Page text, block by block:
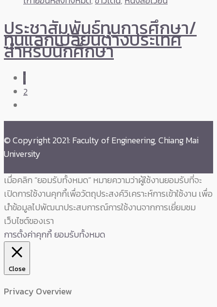
ประชาสัมพันธ์ทุนการศึกษา/
ทุนแลกเปลี่ยนต่างประเทศ
สำหรับนักศึกษา
1
2
© Copyright 2021: Faculty of Engineering, Chiang Mai
University
เมื่อคลิก “ยอมรับทั้งหมด” หมายความว่าผู้ใช้งานยอมรับที่จะ
เปิดการใช้งานคุกกี้เพื่อวัตถุประสงค์วิเคราะห์การเข้าใช้งาน เพื่อ
นำข้อมูลไปพัฒนาประสบการณ์การใช้งานจากการเยี่ยมชม
เว็บไซต์ของเรา
การตั้งค่าคุกกี้ยอมรับทั้งหมด
Close
Privacy Overview